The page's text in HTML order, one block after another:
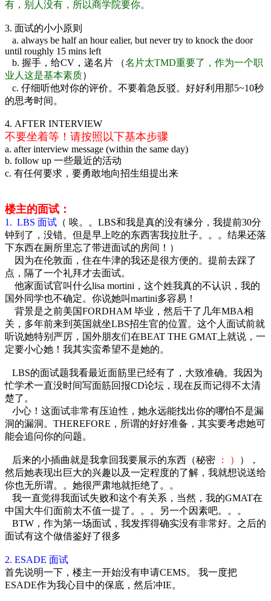
有，别人没有，所以商学院要你。
3. 面试的小小原则
a. always be half an hour ealier, but never try to knock the door
until roughly 15 mins left
b. 握手，给CV，递名片 （名片太TMD重要了，作为一个职
业人这是基本素质）
c. 仔细听他对你的评价。不要着急反驳。好好利用那5~10秒
的思考时间。
4. AFTER INTERVIEW
不要坐着等！请按照以下基本步骤
a. after interview message (within the same day)
b. follow up 一些最近的活动
c. 有任何要求，要勇敢地向招生组提出来
楼主的面试：
1. LBS 面试 （ 唉。。LBS和我是真的没有缘分，我提前30分
钟到了，没错。但是早上吃的东西害我拉肚子。。。结果还落
下东西在厕所里忘了带进面试的房间！）
因为在伦敦面，住在牛津的我还是很方便的。提前去踩了
点，隔了一个礼拜才去面试。
他家面试官叫什么lisa mortini，这个姓我真的不认识，我的
国外同学也不确定。你说她叫martini多容易！
背景是之前美国FORDHAM 毕业，然后干了几年MBA相
关，多年前来到英国就坐LBS招生官的位置。这个人面试前就
听说她特别严厉，国外朋友们在BEAT THE GMAT上就说，一
定要小心她！我其实蛮希望不是她的。
LBS的面试题我看最近面筋里已经有了，大致准确。我因为
忙学术一直没时间写面筋回报CD论坛，现在反而记得不太清
楚了。
小心！这面试非常有压迫性，她永远能找出你的哪怕不是漏
洞的漏洞。THEREFORE，所谓的好好准备，其实要考虑她可
能会追问你的问题。
后来的小插曲就是我拿回我要展示的东西（秘密 ： ）
），
然后她表现出巨大的兴趣以及一定程度的了解，我就想说送给
你也无所谓。。她很严肃地就拒绝了。。
我一直觉得我面试失败和这个有关系，当然，我的GMAT在
中国大牛们面前太不值一提了。。。另一个因素吧。。。
BTW，作为第一场面试，我发挥得确实没有非常好。之后的
面试有这个做借鉴好了很多
2. ESADE 面试
首先说明一下，楼主一开始没有申请CEMS。 我一度把
ESADE作为我心目中的保底，然后冲IE。